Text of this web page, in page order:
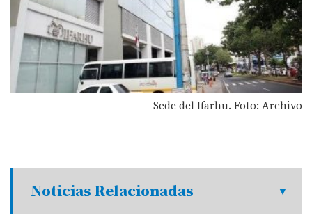
Sede del Ifarhu. Foto: Archivo
Noticias Relacionadas